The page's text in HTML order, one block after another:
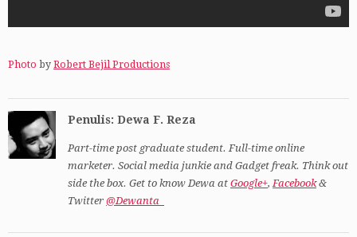
Photo by Robert Bejil Productions
Penulis: Dewa F. Reza
Part-time post graduate student. Full-time online
marketer. Social media junkie and Gadget freak. Think out
side the box. Get to know Dewa at Google+,Facebook&
Twitter @Dewanta_